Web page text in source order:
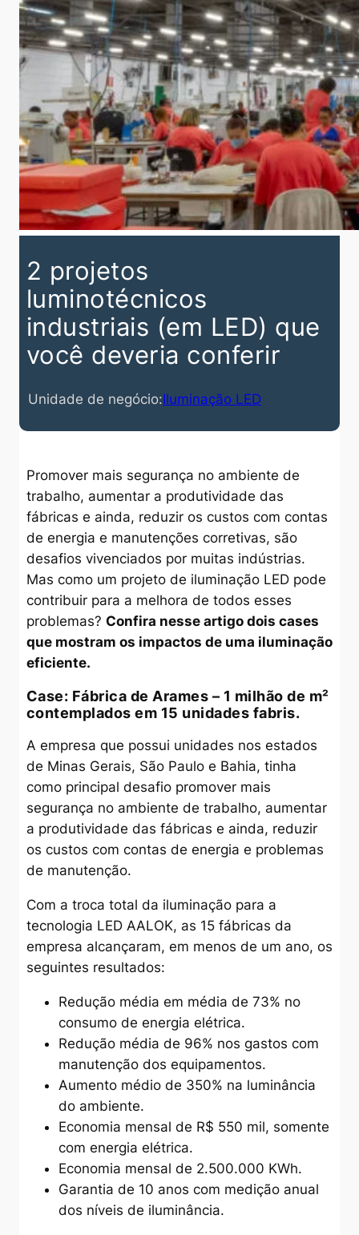
2 projetos
luminotécnicos
industriais (em LED) que
você deveria conferir
Unidade de negócio:Iluminação LED
Promover mais segurança no ambiente de
trabalho, aumentar a produtividade das
fábricas e ainda, reduzir os custos com contas
de energia e manutenções corretivas, são
desafios vivenciados por muitas indústrias.
Mas como um projeto de iluminação LED pode
contribuir para a melhora de todos esses
problemas? Confira nesse artigo dois cases
que mostram os impactos de uma iluminação
eficiente.
Case: Fábrica de Arames – 1 milhão de m²
contemplados em 15 unidades fabris.
A empresa que possui unidades nos estados
de Minas Gerais, São Paulo e Bahia, tinha
como principal desafio promover mais
segurança no ambiente de trabalho, aumentar
a produtividade das fábricas e ainda, reduzir
os custos com contas de energia e problemas
de manutenção.
Com a troca total da iluminação para a
tecnologia LED AALOK, as 15 fábricas da
empresa alcançaram, em menos de um ano, os
seguintes resultados:
Redução média em média de 73% no
consumo de energia elétrica.
Redução média de 96% nos gastos com
manutenção dos equipamentos.
Aumento médio de 350% na luminância
do ambiente.
Economia mensal de R$ 550 mil, somente
com energia elétrica.
Economia mensal de 2.500.000 KWh.
Garantia de 10 anos com medição anual
dos níveis de iluminância.